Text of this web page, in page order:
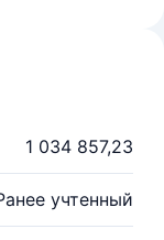
1 034 857,23
учтенный